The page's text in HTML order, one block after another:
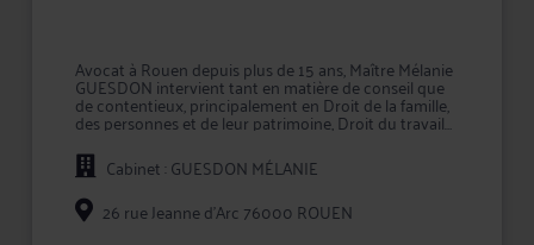
Avocat à Rouen depuis plus de 15 ans, Maître Mélanie
GUESDON intervient tant en matière de conseil que
de contentieux, principalement en Droit de la famille,
des personnes et de leur patrimoine, Droit du travail
et Droit pénal.
Pour toute problématique dans ses champs de
compétence, Me GUESDON vous conseille
efficacement et vous assiste en justice, que ce soit en
demande ou pour défendre vos intérêts.
Cabinet : GUESDON MÉLANIE
26 rue Jeanne d'Arc 76000 ROUEN